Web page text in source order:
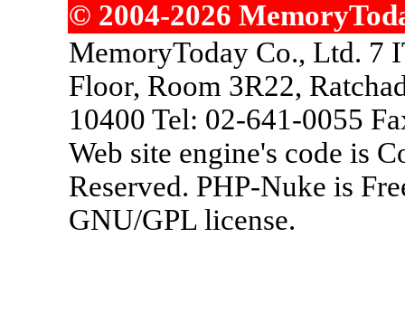
© 2004-2026
MemoryToday Co., Ltd. 7
Floor, Room 3R22,
10400 Tel: 02-641-0055
Web site engine's code is
Reserved. PHP-Nuke is
GNU/GPL license.